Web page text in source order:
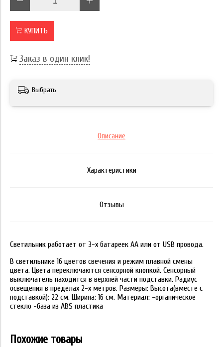
КУПИТЬ
Заказ в один клик!
Выбрать
Описание
Характеристики
Отзывы
Светильник работает от 3-х батареек АА или от USB провода.
В светильнике 16 цветов свечения и режим плавной смены
цвета. Цвета переключаются сенсорной кнопкой. Сенсорный
выключатель находится в верхней части подставки. Радиус
освещения в пределах 2-х метров. Размеры: Высота(вместе с
подставкой): 22 см. Ширина: 16 см. Материал: -органическое
стекло -база из ABS пластика
Похожие товары